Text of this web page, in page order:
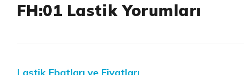
FH:01 Lastik Yorumları
Lastik Ebatları ve Fiyatları